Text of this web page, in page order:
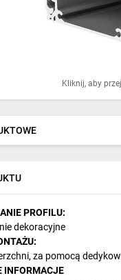
i mierniki
Kliknij, aby
PROFILU:
dekoracyjne
za pomocą
INFORMACJE